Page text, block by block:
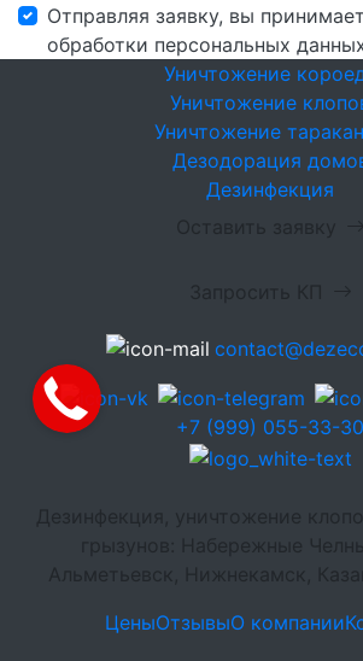
Отправляя заявку, вы
обработки персональных
Уничтожение
Уничтожение
Уничтожение
Дезодорация
Дезинфекция
Дезинфекция, уничтожение
грызунов: Набережные
Альметьевск, Нижнекамск,
Оставить заявку
Запросить КП
+7 (999) 055-33-30
ЦеныОтзывыО компании